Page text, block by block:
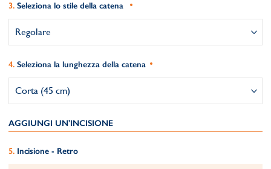
Seleziona lo stile della catena
Seleziona la lunghezza della catena
AGGIUNGI UN'INCISIONE
Incisione - Retro